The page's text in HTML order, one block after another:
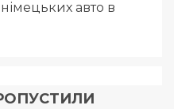
авто в